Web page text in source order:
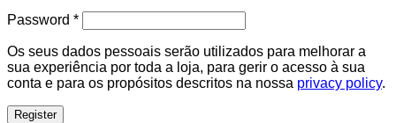
Password *Required
Os seus dados pessoais serão utilizados para melhorar a
sua experiência por toda a loja, para gerir o acesso à sua
conta e para os propósitos descritos na nossa privacy policy.
Register